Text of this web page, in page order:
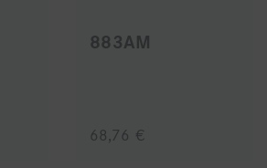
883AM
68,76 €